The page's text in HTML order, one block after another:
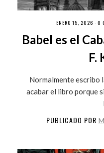
ENERO 15, 2026 · 0
Babel es el
F.
Normalmente escribo
acabar el libro porque
PUBLICADO POR